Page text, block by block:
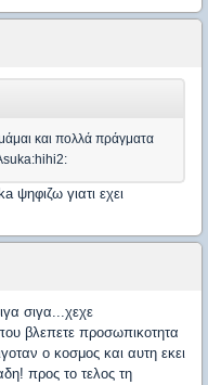
και πολλά πράγματα
ψηφιζω γιατι εχει
σιγα...χεχε
βλεπετε προσωπικοτητα
ο κοσμος και αυτη εκει
προς το τελος τη